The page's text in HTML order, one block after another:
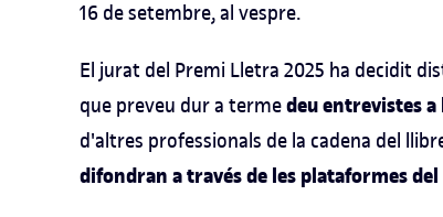
16 de setembre, al vespre.
El jurat del Premi Lletra 2025 ha decidit
que preveu dur a termedeu entrevistes
d'altres professionals de la cadena del
difondran a través de les plataformes